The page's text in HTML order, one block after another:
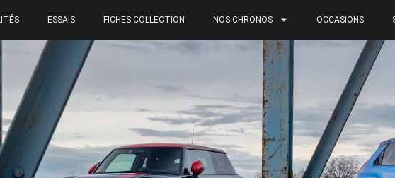
ESSAIS FICHES COLLECTION NOS CHRONOS OCCASIONS